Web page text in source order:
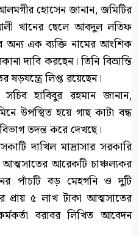
হোসেন জানান, জমিটির
খানের ছেলে আবদুল লতিফ
অন্য এক ব্যক্তি নামের আংশিক
দাবি করছেন। তিনি বিভ্রান্তি
লিপ্ত রয়েছেন।
হাবিবুর রহমান জানান,
উপস্থিত হয়ে গাছ কাটা বন্ধ
তদন্ত করে দেখছে।
দাখিল মাদ্রাসার সরকারি
আরেকটি চাঞ্চল্যকর
পাঁচটি বড় মেহগনি ও দুটি
প্রায় ৫ লাখ টাকা আত্মসাতের
বরাবর লিখিত আবেদন